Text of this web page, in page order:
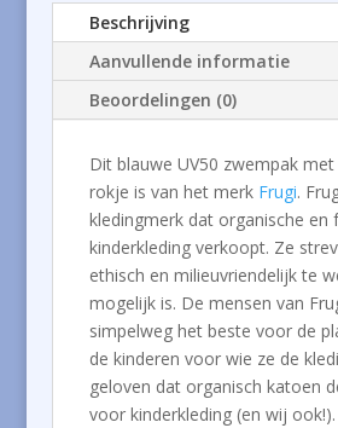
Beschrijving
Aanvullende informatie
Beoordelingen (0)
Dit blauwe UV50 zwempak
rokje is van het merk Frugi.
kledingmerk dat organische en
kinderkleding verkoopt. Ze
ethisch en milieuvriendelijk te
mogelijk is. De mensen van
simpelweg het beste voor de
de kinderen voor wie ze de
geloven dat organisch katoen
voor kinderkleding (en wij